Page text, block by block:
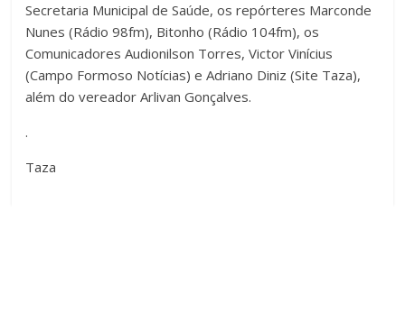
Secretaria Municipal de Saúde, os repórteres Marconde
Nunes (Rádio 98fm), Bitonho (Rádio 104fm), os
Comunicadores Audionilson Torres, Victor Vinícius
(Campo Formoso Notícias) e Adriano Diniz (Site Taza),
além do vereador Arlivan Gonçalves.
.
Taza